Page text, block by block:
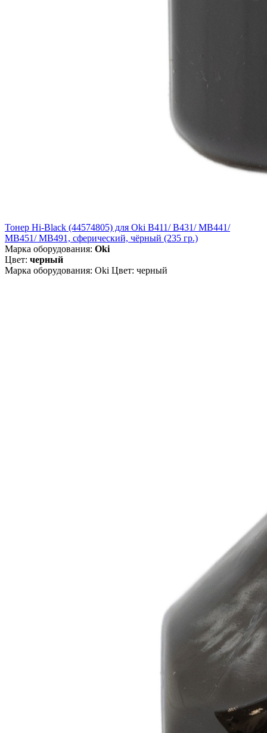
Тонер Hi-Black (44574805) для Oki B411/ B431/ MB441/
MB451/ MB491, сферический, чёрный (235 гр.)
Марка оборудования: Oki
Цвет: черный
Марка оборудования: Oki Цвет: черный